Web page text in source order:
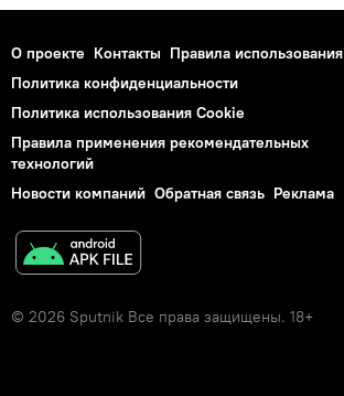
О проекте Контакты Правила использования
Политика конфиденциальности
Политика использования Cookie
Правила применения рекомендательных
технологий
Новости компаний Обратная связь Реклама
© 2026 Sputnik Все права защищены. 18+